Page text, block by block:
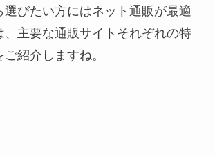
選びたい方にはネット通販が最適
、主要な通販サイトそれぞれの特
紹介しますね。